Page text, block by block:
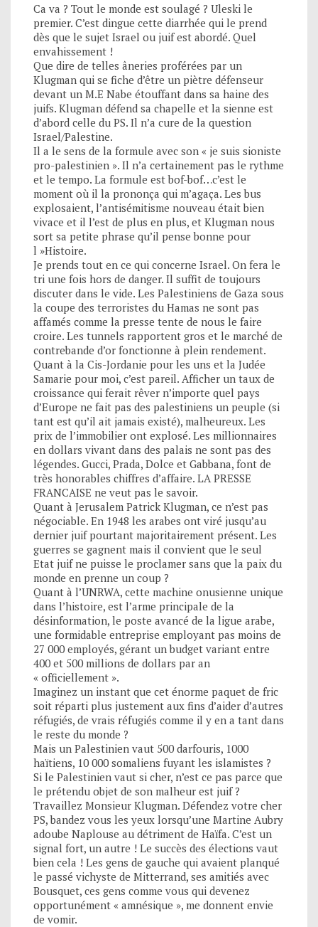
Ca va ? Tout le monde est soulagé ? Uleski le
premier. C’est dingue cette diarrhée qui le prend
dès que le sujet Israel ou juif est abordé. Quel
envahissement !
Que dire de telles âneries proférées par un
Klugman qui se fiche d’être un piètre défenseur
devant un M.E Nabe étouffant dans sa haine des
juifs. Klugman défend sa chapelle et la sienne est
d’abord celle du PS. Il n’a cure de la question
Israel/Palestine.
Il a le sens de la formule avec son « je suis sioniste
pro-palestinien ». Il n’a certainement pas le rythme
et le tempo. La formule est bof-bof…c’est le
moment où il la prononça qui m’agaça. Les bus
explosaient, l’antisémitisme nouveau était bien
vivace et il l’est de plus en plus, et Klugman nous
sort sa petite phrase qu’il pense bonne pour
l »Histoire.
Je prends tout en ce qui concerne Israel. On fera le
tri une fois hors de danger. Il suffit de toujours
discuter dans le vide. Les Palestiniens de Gaza sous
la coupe des terroristes du Hamas ne sont pas
affamés comme la presse tente de nous le faire
croire. Les tunnels rapportent gros et le marché de
contrebande d’or fonctionne à plein rendement.
Quant à la Cis-Jordanie pour les uns et la Judée
Samarie pour moi, c’est pareil. Afficher un taux de
croissance qui ferait rêver n’importe quel pays
d’Europe ne fait pas des palestiniens un peuple (si
tant est qu’il ait jamais existé), malheureux. Les
prix de l’immobilier ont explosé. Les millionnaires
en dollars vivant dans des palais ne sont pas des
légendes. Gucci, Prada, Dolce et Gabbana, font de
très honorables chiffres d’affaire. LA PRESSE
FRANCAISE ne veut pas le savoir.
Quant à Jerusalem Patrick Klugman, ce n’est pas
négociable. En 1948 les arabes ont viré jusqu’au
dernier juif pourtant majoritairement présent. Les
guerres se gagnent mais il convient que le seul
Etat juif ne puisse le proclamer sans que la paix du
monde en prenne un coup ?
Quant à l’UNRWA, cette machine onusienne unique
dans l’histoire, est l’arme principale de la
désinformation, le poste avancé de la ligue arabe,
une formidable entreprise employant pas moins de
27 000 employés, gérant un budget variant entre
400 et 500 millions de dollars par an
« officiellement ».
Imaginez un instant que cet énorme paquet de fric
soit réparti plus justement aux fins d’aider d’autres
réfugiés, de vrais réfugiés comme il y en a tant dans
le reste du monde ?
Mais un Palestinien vaut 500 darfouris, 1000
haïtiens, 10 000 somaliens fuyant les islamistes ?
Si le Palestinien vaut si cher, n’est ce pas parce que
le prétendu objet de son malheur est juif ?
Travaillez Monsieur Klugman. Défendez votre cher
PS, bandez vous les yeux lorsqu’une Martine Aubry
adoube Naplouse au détriment de Haïfa. C’est un
signal fort, un autre ! Le succès des élections vaut
bien cela ! Les gens de gauche qui avaient planqué
le passé vichyste de Mitterrand, ses amitiés avec
Bousquet, ces gens comme vous qui devenez
opportunément « amnésique », me donnent envie
de vomir.